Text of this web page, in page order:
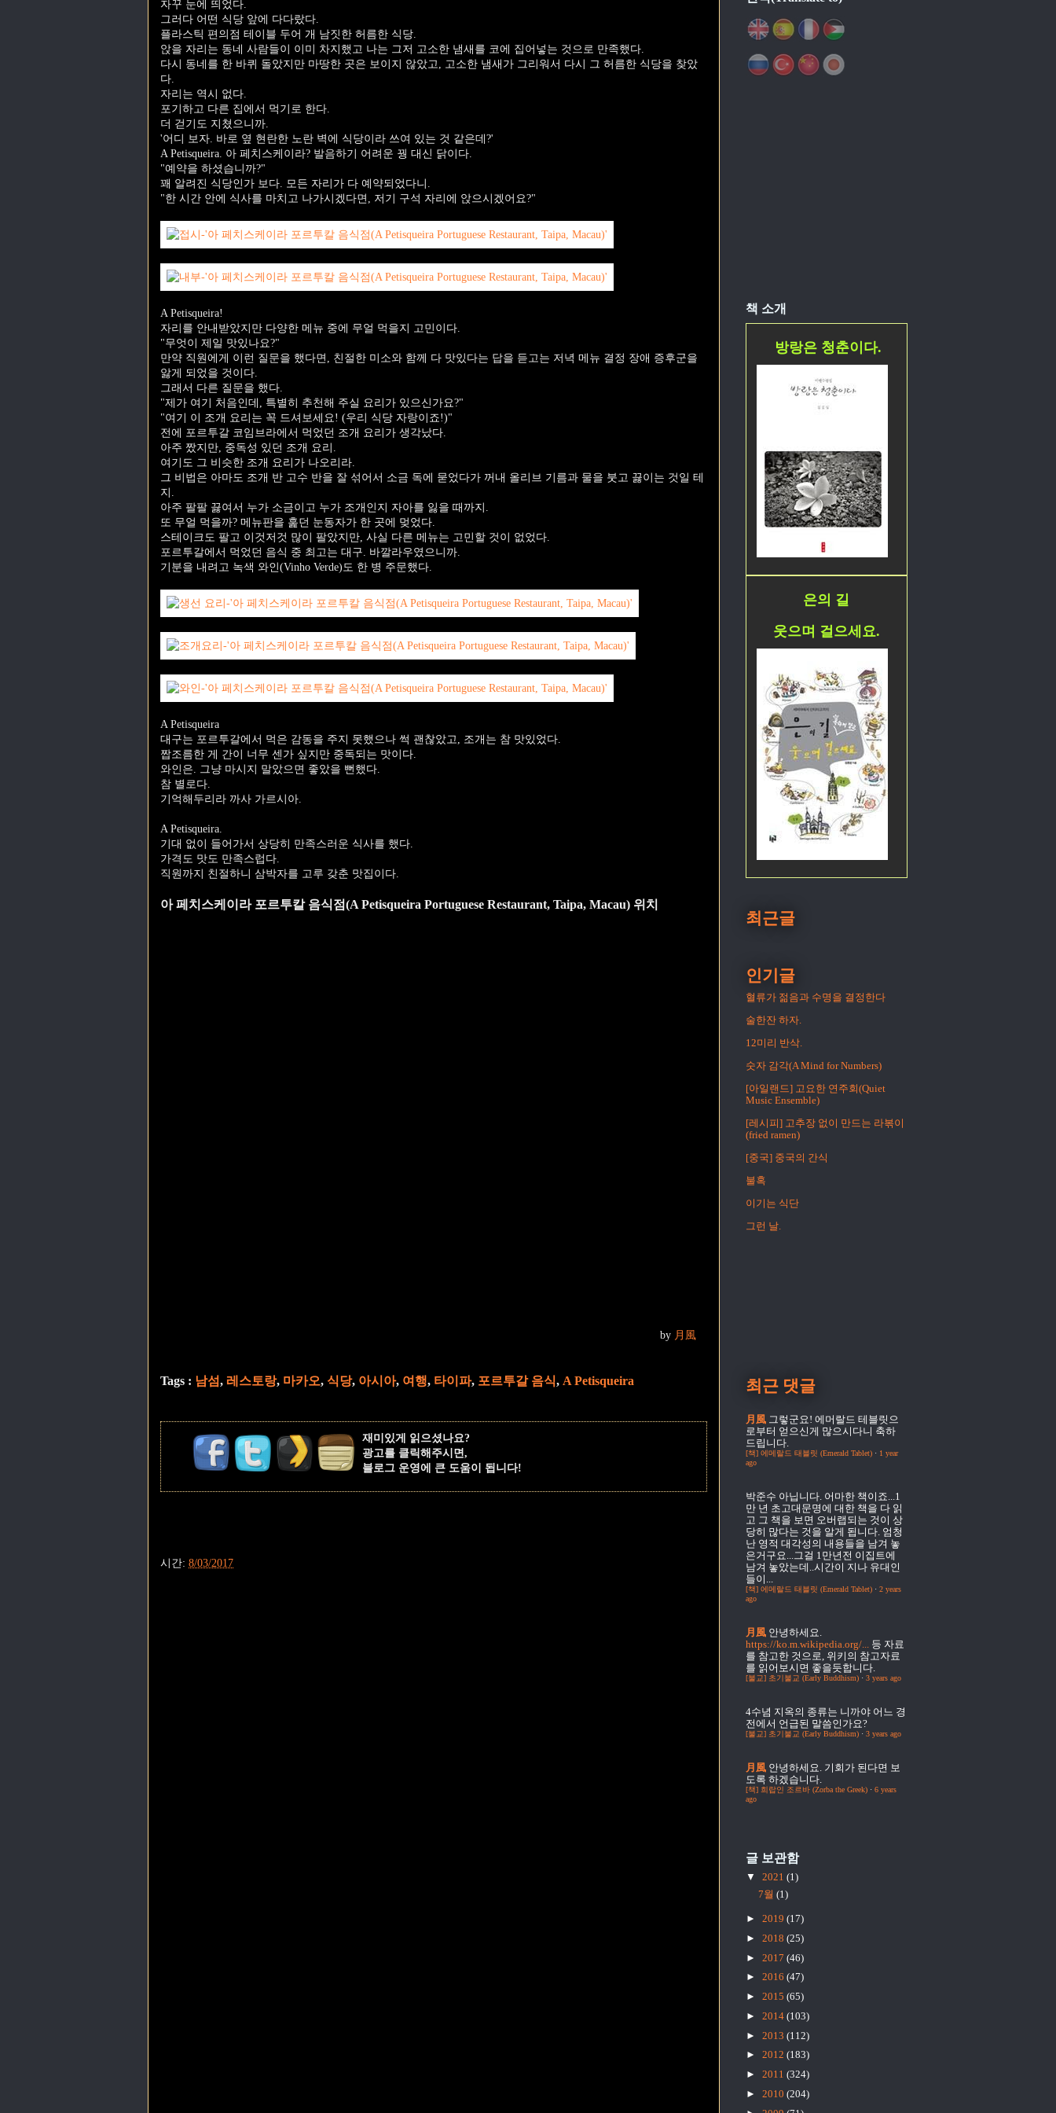
자꾸 눈에 띄었다.
그러다 어떤 식당 앞에 다다랐다.
플라스틱 편의점 테이블 두어 개 남짓한 허름한 식당.
앉을 자리는 동네 사람들이 이미 차지했고 나는 그저 고소한 냄새를 코에 집어넣는 것으로 만족했다.
다시 동네를 한 바퀴 돌았지만 마땅한 곳은 보이지 않았고, 고소한 냄새가 그리워서 다시 그 허름한 식당을 찾았
다.
자리는 역시 없다.
포기하고 다른 집에서 먹기로 한다.
더 걷기도 지쳤으니까.
'어디 보자. 바로 옆 현란한 노란 벽에 식당이라 쓰여 있는 것 같은데?'
A Petisqueira. 아 페치스케이라? 발음하기 어려운 꿩 대신 닭이다.
"예약을 하셨습니까?"
꽤 알려진 식당인가 보다. 모든 자리가 다 예약되었다니.
"한 시간 안에 식사를 마치고 나가시겠다면, 저기 구석 자리에 앉으시겠어요?"
A Petisqueira!
자리를 안내받았지만 다양한 메뉴 중에 무얼 먹을지 고민이다.
"무엇이 제일 맛있나요?"
만약 직원에게 이런 질문을 했다면, 친절한 미소와 함께 다 맛있다는 답을 듣고는 저녁 메뉴 결정 장애 증후군을
앓게 되었을 것이다.
그래서 다른 질문을 했다.
"제가 여기 처음인데, 특별히 추천해 주실 요리가 있으신가요?"
"여기 이 조개 요리는 꼭 드셔보세요! (우리 식당 자랑이죠!)"
전에 포르투갈 코임브라에서 먹었던 조개 요리가 생각났다.
아주 짰지만, 중독성 있던 조개 요리.
여기도 그 비슷한 조개 요리가 나오리라.
그 비법은 아마도 조개 반 고수 반을 잘 섞어서 소금 독에 묻었다가 꺼내 올리브 기름과 물을 붓고 끓이는 것일 테
지.
아주 팔팔 끓여서 누가 소금이고 누가 조개인지 자아를 잃을 때까지.
또 무얼 먹을까? 메뉴판을 훑던 눈동자가 한 곳에 멎었다.
스테이크도 팔고 이것저것 많이 팔았지만, 사실 다른 메뉴는 고민할 것이 없었다.
포르투갈에서 먹었던 음식 중 최고는 대구. 바깔라우였으니까.
기분을 내려고 녹색 와인(Vinho Verde)도 한 병 주문했다.
A Petisqueira
대구는 포르투갈에서 먹은 감동을 주지 못했으나 썩 괜찮았고, 조개는 참 맛있었다.
짭조름한 게 간이 너무 센가 싶지만 중독되는 맛이다.
와인은. 그냥 마시지 말았으면 좋았을 뻔했다.
참 별로다.
기억해두리라 까사 가르시아.
A Petisqueira.
기대 없이 들어가서 상당히 만족스러운 식사를 했다.
가격도 맛도 만족스럽다.
직원까지 친절하니 삼박자를 고루 갖춘 맛집이다.
아 페치스케이라 포르투칼 음식점(A Petisqueira Portuguese Restaurant, Taipa, Macau) 위치
by 月風
Tags : 남섬, 레스토랑, 마카오, 식당, 아시아, 여행, 타이파, 포르투갈 음식, A Petisqueira
재미있게 읽으셨나요?
광고를 클릭해주시면,
블로그 운영에 큰 도움이 됩니다!
시간: 8/03/2017
책 소개
방랑은 청춘이다.
은의 길
웃으며 걸으세요.
최근글
인기글
혈류가 젊음과 수명을 결정한다
술한잔 하자.
12미리 반삭.
숫자 감각(A Mind for Numbers)
[아일랜드] 고요한 연주회(Quiet
Music Ensemble)
[레시피] 고추장 없이 만드는 라볶이
(fried ramen)
[중국] 중국의 간식
불혹
이기는 식단
그런 날.
최근 댓글
月風 그렇군요! 에머랄드 테블릿으
로부터 얻으신게 많으시다니 축하
드립니다.
[책] 에메랄드 태블릿 (Emerald Tablet) · 1 year
ago
박준수 아닙니다. 어마한 책이죠...1
만 년 초고대문명에 대한 책을 다 읽
고 그 책을 보면 오버랩되는 것이 상
당히 많다는 것을 알게 됩니다. 엄청
난 영적 대각성의 내용들을 남겨 놓
은거구요...그걸 1만년전 이집트에
남겨 놓았는데..시간이 지나 유대인
들이...
[책] 에메랄드 태블릿 (Emerald Tablet) · 2 years
ago
月風 안녕하세요.
https://ko.m.wikipedia.org/... 등 자료
를 참고한 것으로, 위키의 참고자료
를 읽어보시면 좋을듯합니다.
[불교] 초기불교 (Early Buddhism) · 3 years ago
4수념 지옥의 종류는 니까야 어느 경
전에서 언급된 말씀인가요?
[불교] 초기불교 (Early Buddhism) · 3 years ago
月風 안녕하세요. 기회가 된다면 보
도록 하겠습니다.
[책] 희랍인 조르바 (Zorba the Greek) · 6 years
ago
글 보관함
▼ 2021 (1)
7월 (1)
► 2019 (17)
► 2018 (25)
► 2017 (46)
► 2016 (47)
► 2015 (65)
► 2014 (103)
► 2013 (112)
► 2012 (183)
► 2011 (324)
► 2010 (204)